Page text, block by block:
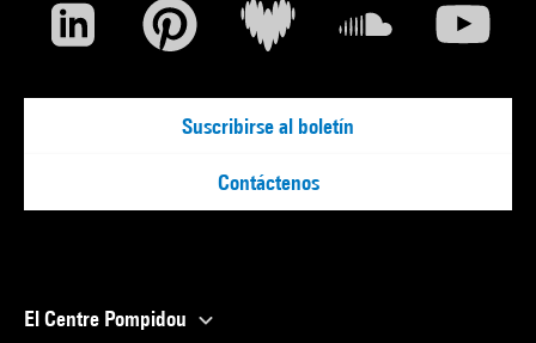
Suscribirse al boletín
Contáctenos
El Centre Pompidou